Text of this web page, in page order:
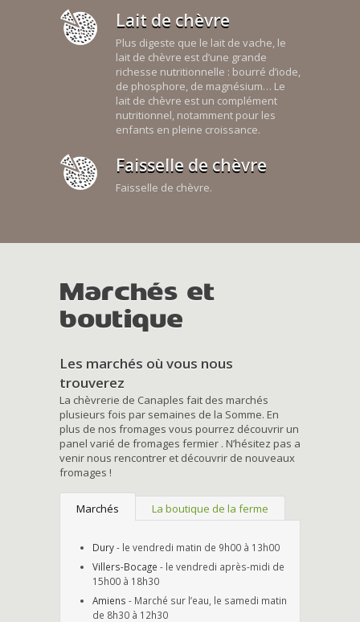
Lait de chèvre
Plus digeste que le lait de vache, le
lait de chèvre est d’une grande
richesse nutritionnelle : bourré d’iode,
de phosphore, de magnésium… Le
lait de chèvre est un complément
nutritionnel, notamment pour les
enfants en pleine croissance.
Faisselle de chèvre
Faisselle de chèvre.
Marchés et
boutique
Les marchés où vous nous
trouverez
La chèvrerie de Canaples fait des marchés
plusieurs fois par semaines de la Somme. En
plus de nos fromages vous pourrez découvrir un
panel varié de fromages fermier . N’hésitez pas a
venir nous rencontrer et découvrir de nouveaux
fromages !
Marchés La boutique de la ferme
Dury- le vendredi matin de 9h00 à 13h00
Villers-Bocage - le vendredi après-midi de
15h00 à 18h30
Amiens - Marché sur l’eau, le samedi matin
de 8h30 à 12h30